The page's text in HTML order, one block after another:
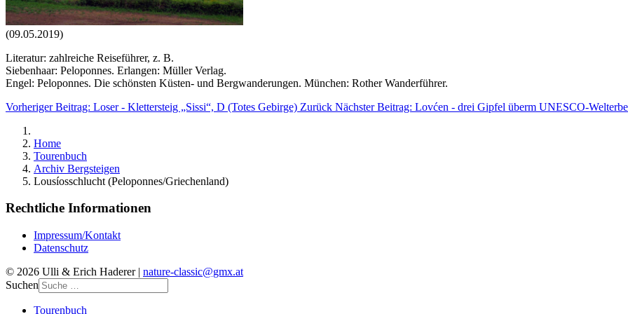
(09.05.2019)
Literatur: zahlreiche Reiseführer, z. B.
Siebenhaar: Peloponnes. Erlangen: Müller Verlag.
Engel: Peloponnes. Die schönsten Küsten- und Bergwanderungen. München: Rother Wanderführer.
Vorheriger Beitrag: Loser - Klettersteig „Sissi“, D (Totes Gebirge) Zurück Nächster Beitrag: Lovćen - drei Gipfel überm UNESCO-
Home
Tourenbuch
Archiv Bergsteigen
Lousíosschlucht (Peloponnes/Griechenland)
Rechtliche Informationen
Impressum/Kontakt
Datenschutz
© 2026 Ulli & Erich Haderer | nature-classic@gmx.at
Suchen
Tourenbuch